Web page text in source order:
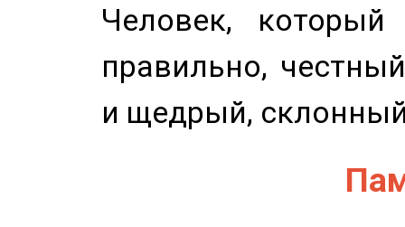
Человек,
правильно,
и щедрый,